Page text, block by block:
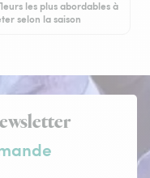
les plus abordables à
selon la saison